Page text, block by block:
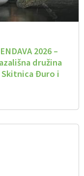
2026 –
družina
Skitnica Đuro i